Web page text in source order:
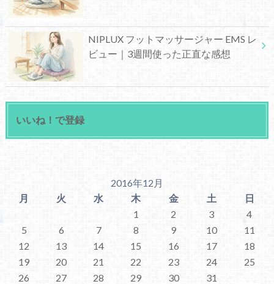
NIPLUX フットマッサージャー EMS レ
ビュー｜3週間使った正直な感想
いいね！で登録
2016年12月
月
火 水 木 金 土
日
1
2 3
4
5
6 7 8 9 10
11
12
13 14 15 16 17
18
19
20 21 22 23 24
25
26
27 28 29 30
31